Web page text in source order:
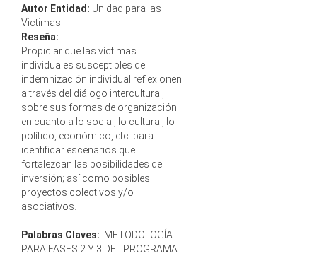
Autor Entidad: Unidad para las
Victimas
Reseña:
Propiciar que las víctimas
individuales susceptibles de
indemnización individual reflexionen
a través del diálogo intercultural,
sobre sus formas de organización
en cuanto a lo social, lo cultural, lo
político, económico, etc. para
identificar escenarios que
fortalezcan las posibilidades de
inversión; así como posibles
proyectos colectivos y/o
asociativos.
Palabras Claves: METODOLOGÍA
PARA FASES 2 Y 3 DEL PROGRAMA